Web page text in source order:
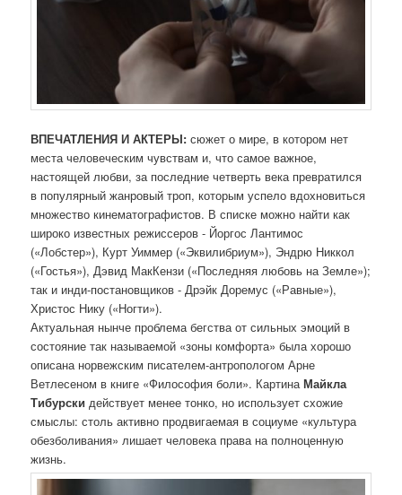
ВПЕЧАТЛЕНИЯ И АКТЕРЫ: сюжет о мире, в котором нет
места человеческим чувствам и, что самое важное,
настоящей любви, за последние четверть века превратился
в популярный жанровый троп, которым успело вдохновиться
множество кинематографистов. В списке можно найти как
широко известных режиссеров - Йоргос Лантимос
(«Лобстер»), Курт Уиммер («Эквилибриум»), Эндрю Никкол
(«Гостья»), Дэвид МакКензи («Последняя любовь на Земле»);
так и инди-постановщиков - Дрэйк Доремус («Равные»),
Христос Нику («Ногти»).
Актуальная нынче проблема бегства от сильных эмоций в
состояние так называемой «зоны комфорта» была хорошо
описана норвежским писателем-антропологом Арне
Ветлесеном в книге «Философия боли». КартинаМайкла
Тибурски действует менее тонко, но использует схожие
смыслы: столь активно продвигаемая в социуме «культура
обезболивания» лишает человека права на полноценную
жизнь.